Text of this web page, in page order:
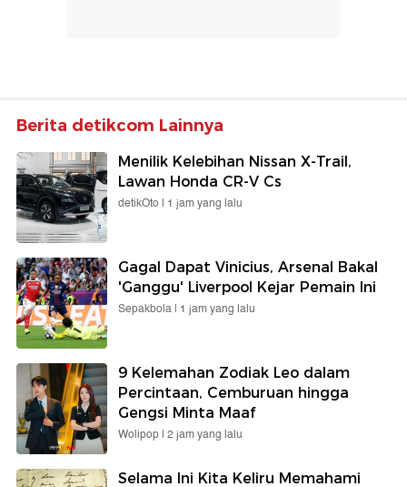
Berita detikcom Lainnya
Menilik Kelebihan Nissan X-Trail,
Lawan Honda CR-V Cs
detikOto | 1 jam yang lalu
Gagal Dapat Vinicius, Arsenal Bakal
'Ganggu' Liverpool Kejar Pemain Ini
Sepakbola | 1 jam yang lalu
9 Kelemahan Zodiak Leo dalam
Percintaan, Cemburuan hingga
Gengsi Minta Maaf
Wolipop | 2 jam yang lalu
Selama Ini Kita Keliru Memahami